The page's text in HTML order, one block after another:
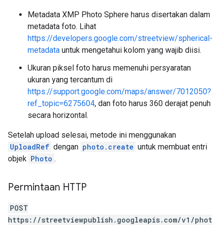
Metadata XMP Photo Sphere harus disertakan dalam
metadata foto. Lihat
https://developers.google.com/streetview/spherical-
metadata untuk mengetahui kolom yang wajib diisi.
Ukuran piksel foto harus memenuhi persyaratan
ukuran yang tercantum di
https://support.google.com/maps/answer/7012050?
ref_topic=6275604, dan foto harus 360 derajat penuh
secara horizontal.
Setelah upload selesai, metode ini menggunakan
UploadRef dengan photo.create untuk membuat entri
objek Photo .
Permintaan HTTP
POST
https://streetviewpublish.googleapis.com/v1/phot